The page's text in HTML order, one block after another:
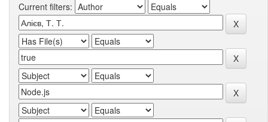
Current filters: